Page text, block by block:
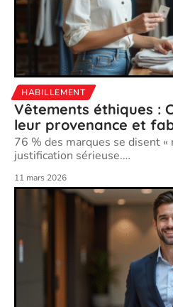
HABILLEMENT
Vêtements éthiques :
leur provenance et
76 % des marques se disent «
justification sérieuse.…
11 mars 2026